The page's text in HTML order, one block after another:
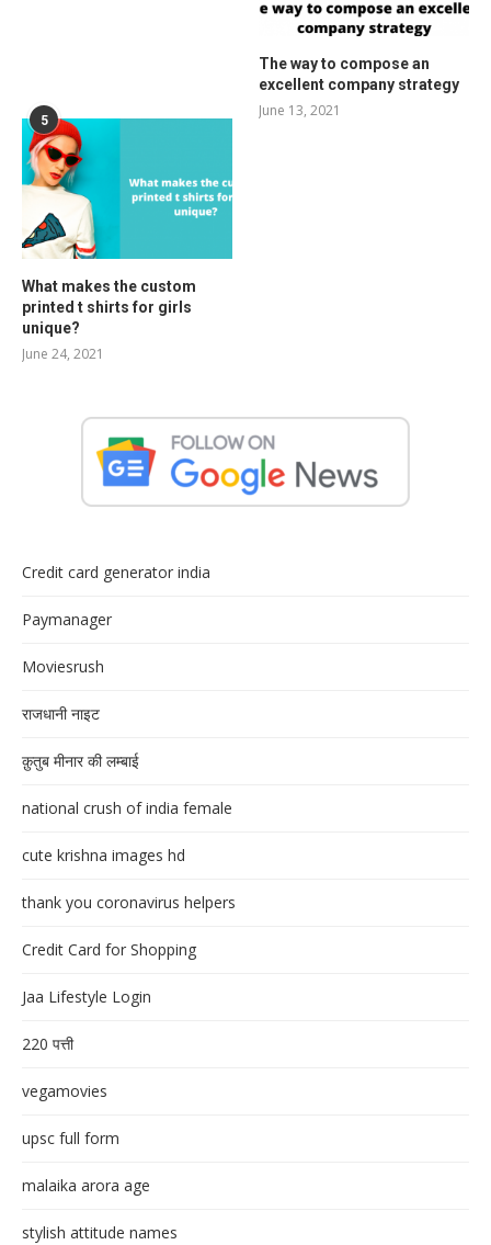
The way to compose an
excellent company strategy
June 13, 2021
5
What makes the custom
printed t shirts for girls
unique?
June 24, 2021
Credit card generator india
Paymanager
Moviesrush
राजधानी नाइट
क़ुतुब मीनार की लम्बाई
national crush of india female
cute krishna images hd
thank you coronavirus helpers
Credit Card for Shopping
Jaa Lifestyle Login
220 पत्ती
vegamovies
upsc full form
malaika arora age
stylish attitude names